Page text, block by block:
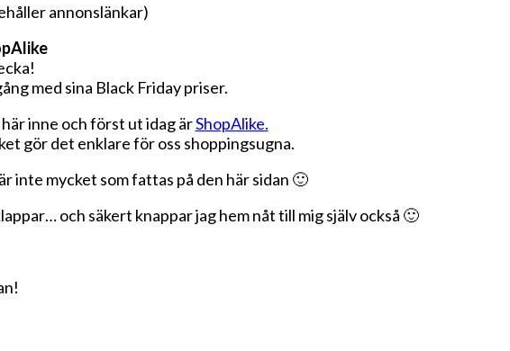
annonslänkar)
med sina Black Friday priser.
inne och först ut idag ärShopAlike.
gör det enklare för oss shoppingsugna.
inte mycket som fattas på den här sidan 🙂
och säkert knappar jag hem nåt till mig själv också 🙂